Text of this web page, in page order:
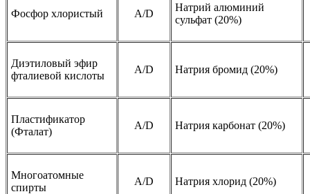
Фосфор хлористый A/D
Натрий алюминий
сульфат (20%)
Диэтиловый эфир
фталиевой кислоты
A/D Натрия бромид (20%)
Пластификатор
(Фталат)
A/D Натрия карбонат (20%)
Многоатомные
спирты
A/D Натрия хлорид (20%)